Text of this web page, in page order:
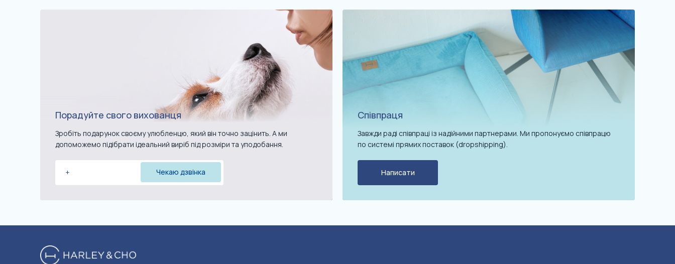
Порадуйте свого вихованця
Зробіть подарунок своєму улюбленцю, який він точно зацінить. А ми
допоможемо підібрати ідеальний виріб під розміри та уподобання.
Співпраця
Завжди раді співпраці із надійними партнерами. Ми пропонуємо співпрацю
по системі прямих поставок (dropshipping).
Написати